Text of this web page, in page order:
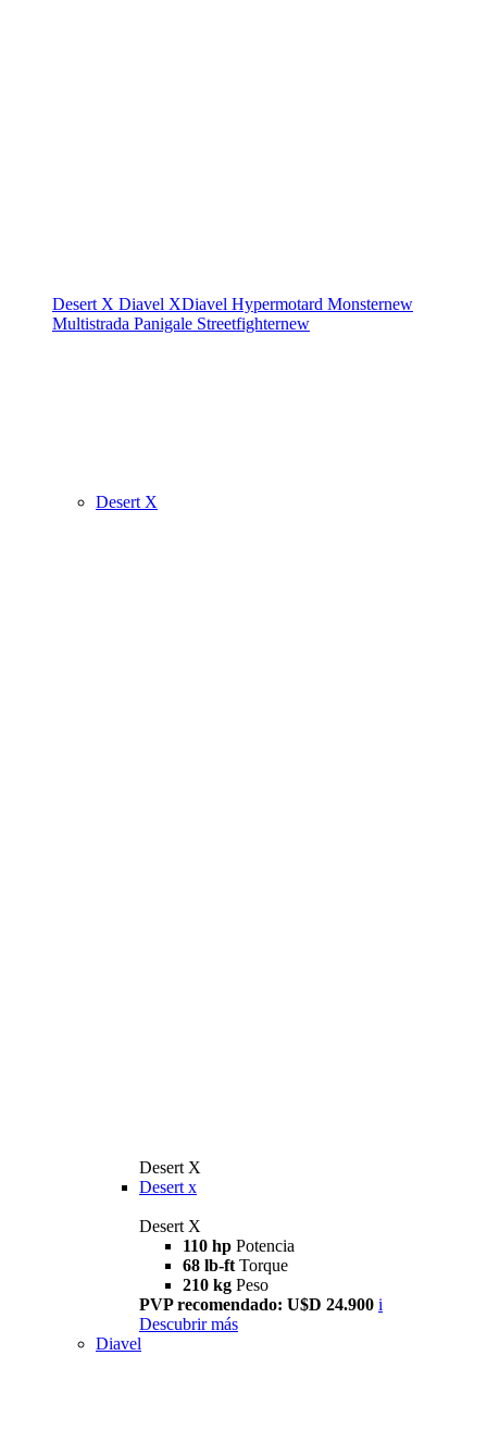
Desert X Diavel XDiavel Hypermotard Monsternew
Multistrada Panigale Streetfighternew
Desert X
Desert X
Desert x
Desert X
110 hp Potencia
68 lb-ft Torque
210 kg Peso
PVP recomendado: U$D 24.900 i
Descubrir más
Diavel